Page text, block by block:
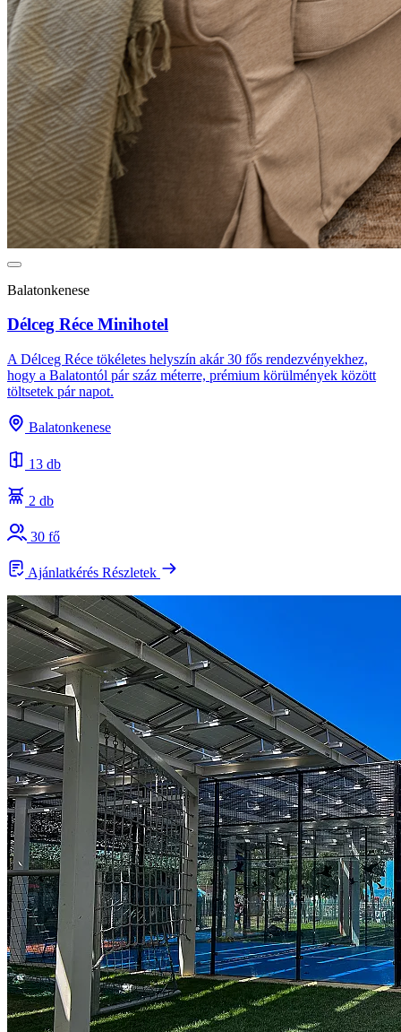
Balatonkenese
Délceg Réce Minihotel
A Délceg Réce tökéletes helyszín akár 30 fős rendezvényekhez,
hogy a Balatontól pár száz méterre, prémium körülmények között
töltsetek pár napot.
Balatonkenese
13 db
2 db
30 fő
Ajánlatkérés Részletek